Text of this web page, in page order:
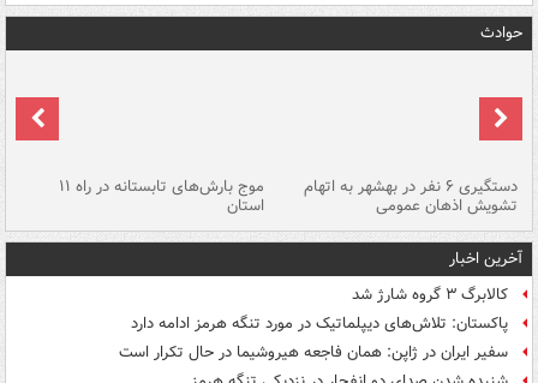
حوادث
دستگیری ۶ نفر در بهشهر به اتهام
تشویش اذهان عمومی
موج بارش‌های تابستانه در راه ۱۱
استان
آخرین اخبار
کالابرگ ۳ گروه شارژ شد
پاکستان: تلاش‌های دیپلماتیک در مورد تنگه هرمز ادامه دارد
سفیر ایران در ژاپن: همان فاجعه هیروشیما در حال تکرار است